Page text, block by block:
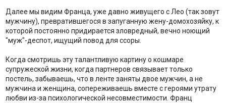
Далее мы видим Франца, уже давно живущего с Лео (так зовут
мужчину), превратившегося в запуганную жену-домохозяйку, к
которой постоянно придирается зловредный, вечно ноющий
"муж"-деспот, ищущий повод для ссоры.
Когда смотришь эту талантливую картину о кошмаре
супружеской жизни, когда партнеров связывает только
постель, забываешь, что в ленте заняты двое мужчин, а не
мужчина и женщина, сопереживаешь вместе с героями утрату
любви из-за психологической несовместимости. Франц